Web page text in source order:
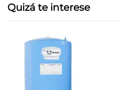
Quizá te interese